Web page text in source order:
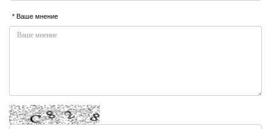
* Ваше мнение